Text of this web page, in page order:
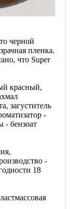
черной
пленка.
что Super
красный,
загуститель
-
- бензоат
-
18